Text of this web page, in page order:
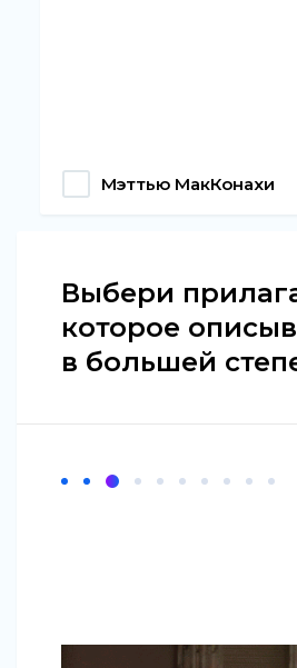
Мэттью МакКонахи
Выбери
которое
в большей